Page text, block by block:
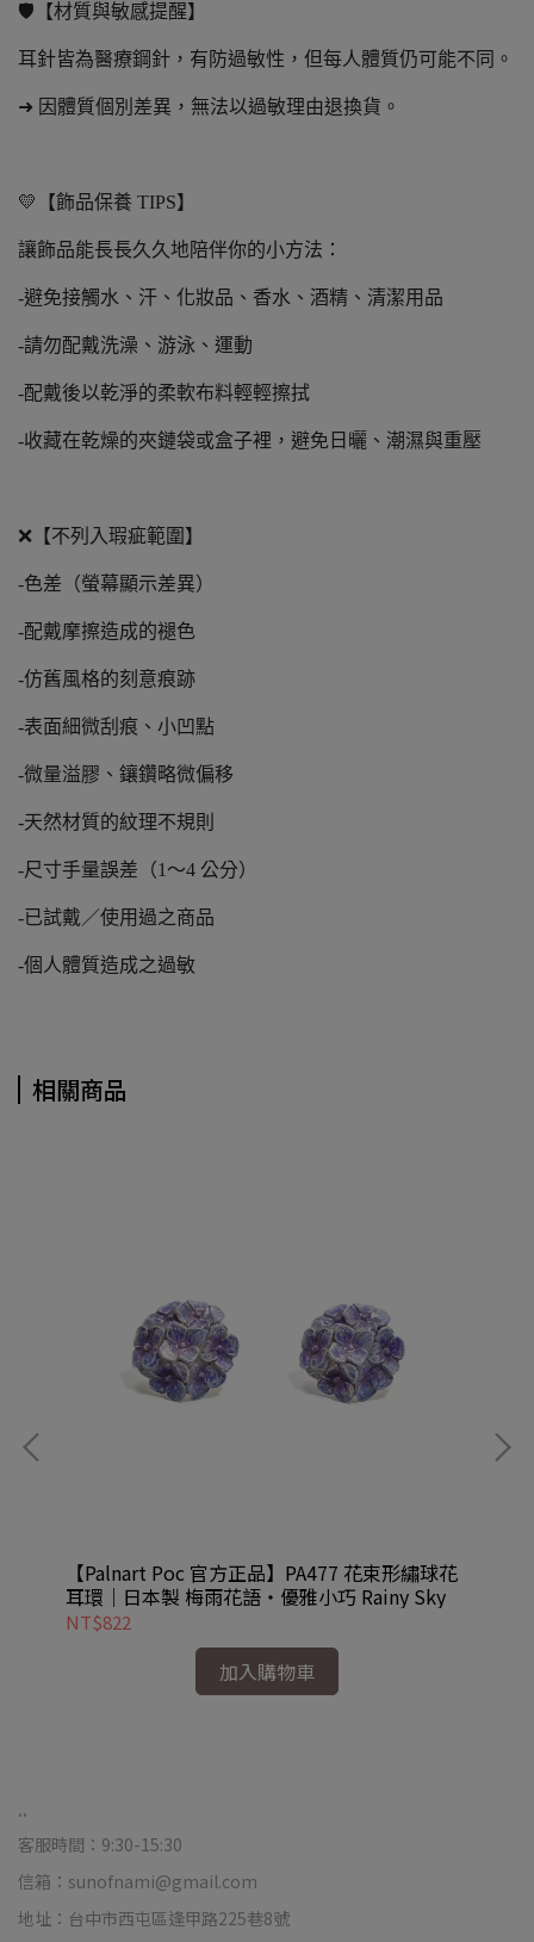
🛡️【材質與敏感提醒】
耳針皆為醫療鋼針，有防過敏性，但每人體質仍可能不同。
➜ 因體質個別差異，無法以過敏理由退換貨。
💛【飾品保養 TIPS】
讓飾品能長長久久地陪伴你的小方法：
-避免接觸水、汗、化妝品、香水、酒精、清潔用品
-請勿配戴洗澡、游泳、運動
-配戴後以乾淨的柔軟布料輕輕擦拭
-收藏在乾燥的夾鏈袋或盒子裡，避免日曬、潮濕與重壓
❌【不列入瑕疵範圍】
-色差（螢幕顯示差異）
-配戴摩擦造成的褪色
-仿舊風格的刻意痕跡
-表面細微刮痕、小凹點
-微量溢膠、鑲鑽略微偏移
-天然材質的紋理不規則
-尺寸手量誤差（1～4 公分）
-已試戴／使用過之商品
-個人體質造成之過敏
相關商品
【Palnart Poc 官方正品】PA477 花束形繡球花
耳環｜日本製 梅雨花語・優雅小巧 Rainy Sky
NT$822
加入購物車
..
客服時間：9:30-15:30
信箱：sunofnami@gmail.com
地址：台中市西屯區逢甲路225巷8號